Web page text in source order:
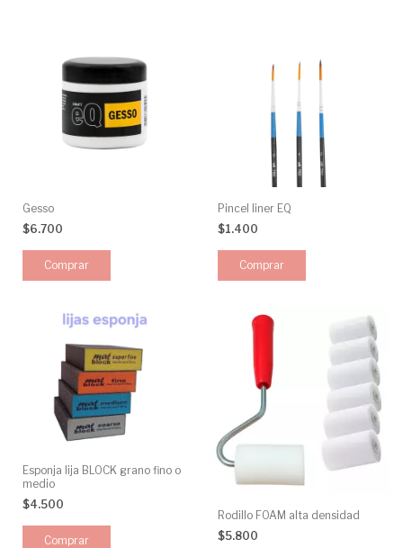
Gesso
$6.700
Pincel liner EQ
$1.400
Comprar
Esponja lija BLOCK grano fino o
medio
$4.500
Comprar
Rodillo FOAM alta densidad
$5.800